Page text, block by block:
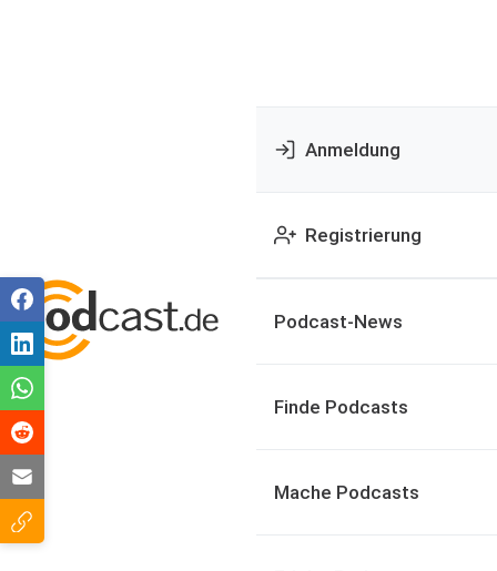
Anmeldung
Registrierung
Podcast-News
Finde Podcasts
Mache Podcasts